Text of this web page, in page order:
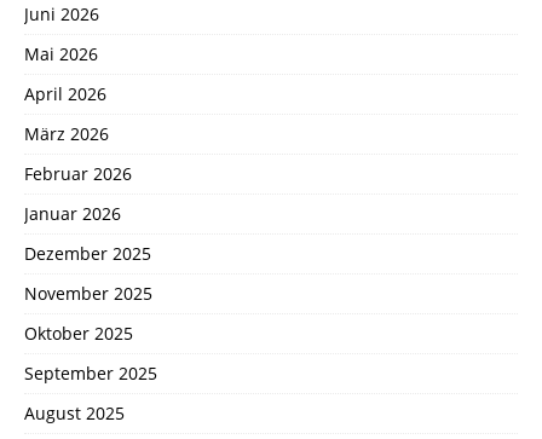
Juni 2026
Mai 2026
April 2026
März 2026
Februar 2026
Januar 2026
Dezember 2025
November 2025
Oktober 2025
September 2025
August 2025